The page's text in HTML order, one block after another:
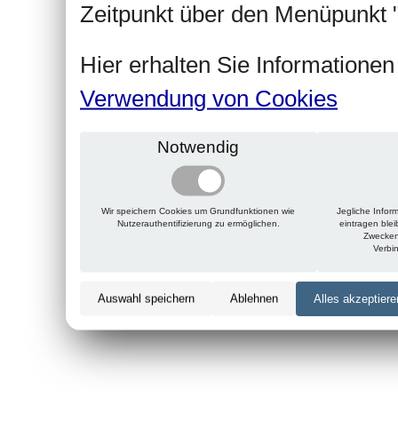
Zeitpunkt über den Menüpunkt
Hier erhalten Sie
Verwendung von Cookies
Notwendig
Wir speichern Cookies um Grundfunktionen wie
Nutzerauthentifizierung zu ermöglichen.
Jegliche
eintragen
Auswahl speichern Ablehnen Alles